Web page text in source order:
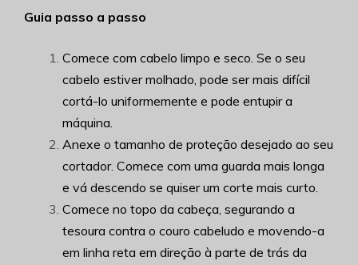
Guia passo a passo
Comece com cabelo limpo e seco. Se o seu
cabelo estiver molhado, pode ser mais difícil
cortá-lo uniformemente e pode entupir a
máquina.
Anexe o tamanho de proteção desejado ao seu
cortador. Comece com uma guarda mais longa
e vá descendo se quiser um corte mais curto.
Comece no topo da cabeça, segurando a
tesoura contra o couro cabeludo e movendo-a
em linha reta em direção à parte de trás da